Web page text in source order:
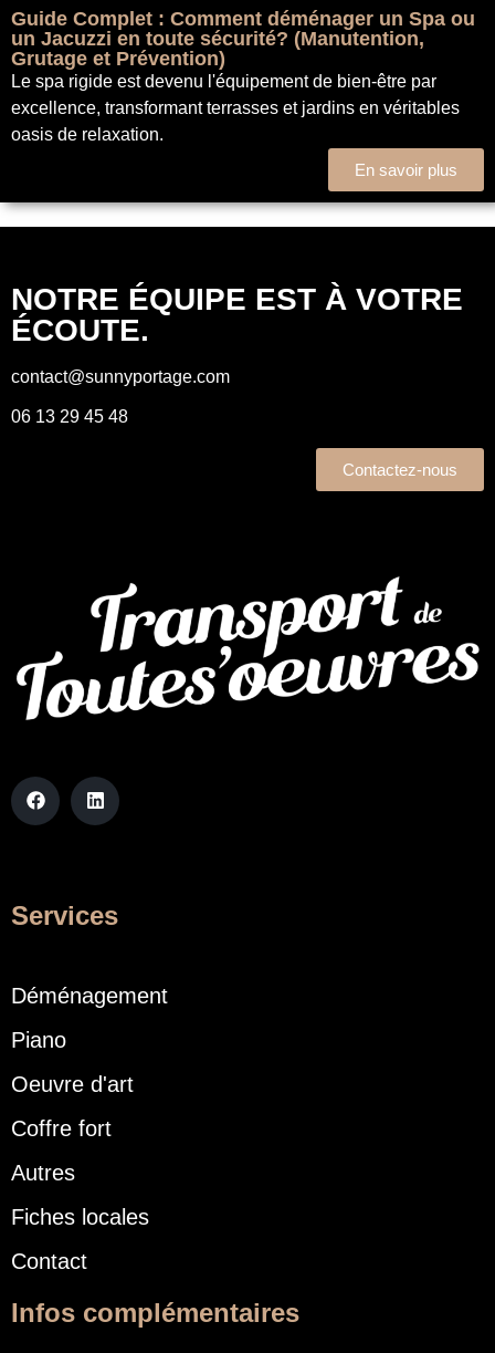
Guide Complet : Comment déménager un Spa ou
un Jacuzzi en toute sécurité? (Manutention,
Grutage et Prévention)
Le spa rigide est devenu l'équipement de bien-être par
excellence, transformant terrasses et jardins en véritables
oasis de relaxation.
En savoir plus
NOTRE ÉQUIPE EST À VOTRE
ÉCOUTE.
contact@sunnyportage.com
06 13 29 45 48
Contactez-nous
Services
Déménagement
Piano
Oeuvre d'art
Coffre fort
Autres
Fiches locales
Contact
Infos complémentaires